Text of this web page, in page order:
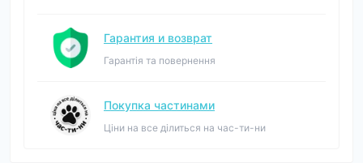
Гарантия и возврат
Гарантія та повернення
Покупка частинами
Ціни на все ділиться на час-ти-ни